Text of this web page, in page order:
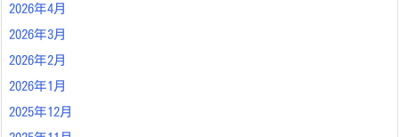
2026年4月
2026年3月
2026年2月
2026年1月
2025年12月